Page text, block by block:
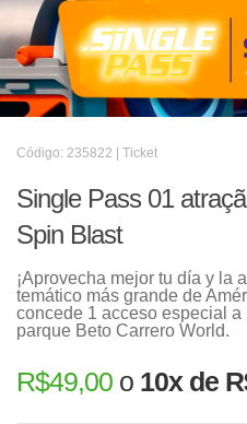
Código: 235822 | Ticket
Single Pass 01
Spin Blast
¡Aprovecha mejor tu día y la
temático más grande de
concede 1 acceso especial a
parque Beto Carrero World.
R$49,00 o 10x de